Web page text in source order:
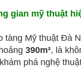
gian mỹ thuật
tàng Mỹ thuật Đà
390m², là
phá nghệ